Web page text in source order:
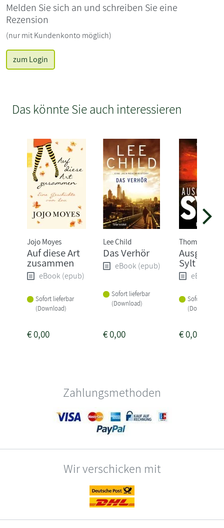
Melden Sie sich an und schreiben Sie eine
Rezension
(nur mit Kundenkonto möglich)
zum Login
Das könnte Sie auch interessieren
Jojo Moyes
Auf diese Art
zusammen
eBook (epub)
Sofort lieferbar
(Download)
€0,00
Lee Child
Das Verhör
eBook (epub)
Sofort lieferbar
(Download)
€0,00
Thomas
Sylt
eBook
Sofort
(Download)
€0,00
Zahlungsmethoden
Wir verschicken mit